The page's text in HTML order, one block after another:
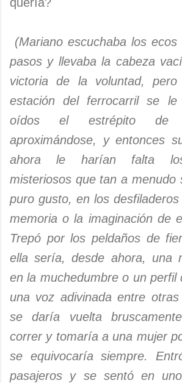
(Mariano escuchaba los
pasos y llevaba la cabeza
victoria de la voluntad,
estación del ferrocarril se
oídos el estrépito de
aproximándose, y entonces
ahora le harían falta los
misteriosos que tan a menudo
puro gusto, en los
memoria o la imaginación de
Trepó por los peldaños de
ella sería, desde ahora, una
en la muchedumbre o un perfil
una voz adivinada entre
se daría vuelta
correr y tomaría a una mujer
se equivocaría siempre.
pasajeros y se sentó en